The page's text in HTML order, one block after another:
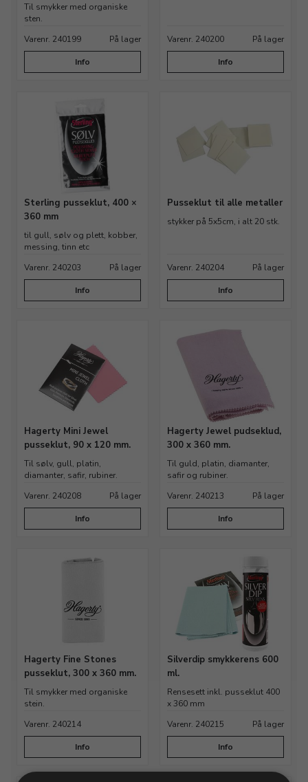
Til smykker med organiske
sten.
Varenr. 240199
På lager
Info
Varenr. 240200 På lager
Info
Sterling pusseklut, 400 ×
360 mm
til gull, sølv og plett, kobber,
messing, tinn etc
Varenr. 240203
På lager
Info
Pusseklut til alle metaller
stykker på 5x5cm, i alt 20 stk.
Varenr. 240204 På lager
Info
Hagerty Mini Jewel
pusseklut, 90 x 120 mm.
Til sølv, gull, platin,
diamanter, safir, rubiner.
Varenr. 240208
På lager
Info
Hagerty Jewel pudseklud,
300 x 360 mm.
Til guld, platin, diamanter,
safir og rubiner.
Varenr. 240213
På lager
Info
Hagerty Fine Stones
pusseklut, 300 x 360 mm.
Til smykker med organiske
stein.
Varenr. 240214
Info
Silverdip smykkerens 600
ml.
Rensesett inkl. pusseklut 400
x 360 mm
Varenr. 240215
På lager
Info